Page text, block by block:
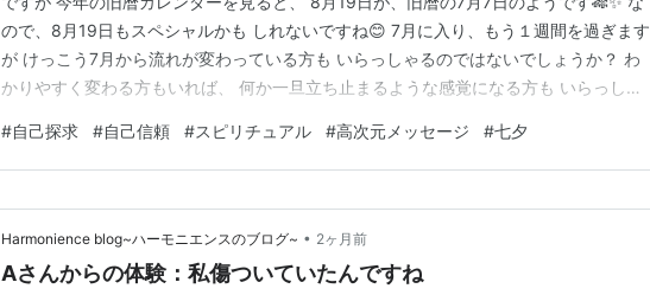
ので、8月19日もスペシャルかも しれないですね😊 7月に入り、もう１週間を過ぎます
が けっこう7月から流れが変わっている方も いらっしゃるのではないでしょうか？ わ
かりやすく変わる方もいれば、 何か一旦立ち止まるような感覚になる方も いらっしゃ
うな。。。 自分自身の嘘も全て無くしたいような。。 なんか、そんな事を感じる時も
あります👻 皆様はいかが…
#自己探求 #自己信頼 #スピリチュアル #高次元メッセージ #七夕
Harmonience blog~ハーモニエンスのブログ~ • 2ヶ月前
Aさんからの体験：私傷ついていたんですね